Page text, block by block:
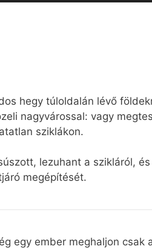
hegy túloldalán lévő
nagyvárossal: vagy
sziklákon.
lezuhant a szikláról,
megépítését.
egy ember meghaljon csak